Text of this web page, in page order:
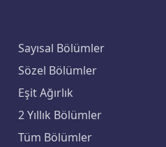
Sayısal Bölümler
Sözel Bölümler
Eşit Ağırlık
2 Yıllık Bölümler
Tüm Bölümler